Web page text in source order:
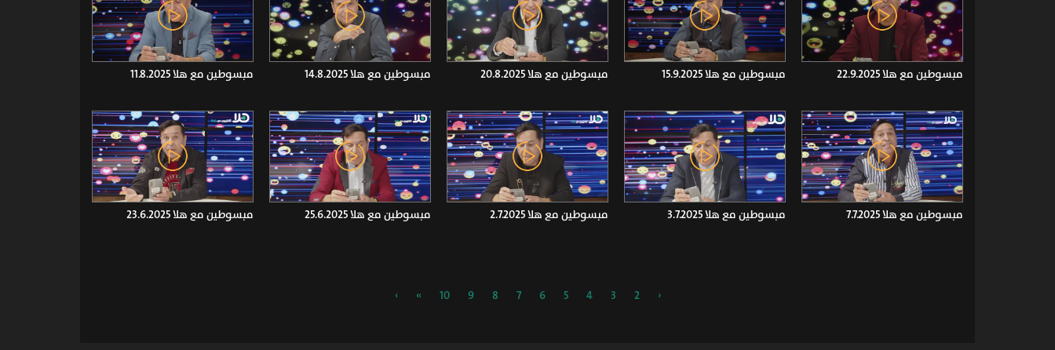
مبسوطين مع هلا 22.9.2025 مبسوطين مع هلا 15.9.2025 مبسوطين مع هلا 20.8.2025 مبسوطين مع هلا 14.8.2025 مبسوطين مع هلا 11.8.2025
مبسوطين مع هلا 7.7.2025 مبسوطين مع هلا 3.7.2025 مبسوطين مع هلا 2.7.2025 مبسوطين مع هلا 25.6.2025 مبسوطين مع هلا 23.6.2025
‹
2
3
4
5
6
7
8
9
10
»
›